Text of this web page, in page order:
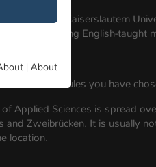
at Kaiserslautern
of choosing English-taught
the modules you have
Applied Sciences is spread
and Zweibrücken. It is usually
location.
| About